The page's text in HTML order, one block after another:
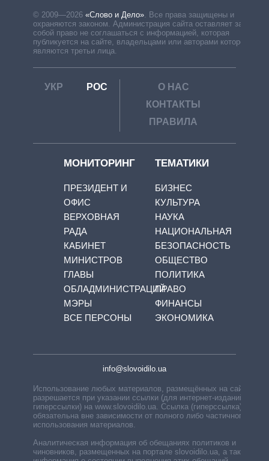
© 2009—2026 «Слово и Дело». Все права защищены и
охраняются законом. Администрация сайта оставляет за
собой право не соглашаться с информацией, которая
публикуется на сайте, владельцами или авторами которой
являются третьи лица.
УКР РОС
О НАС
КОНТАКТЫ
ПРАВИЛА
МОНИТОРИНГ
ПРЕЗИДЕНТ И
ОФИС
ВЕРХОВНАЯ
РАДА
КАБИНЕТ
МИНИСТРОВ
ГЛАВЫ
ОБЛАДМИНИСТРАЦИЙ
МЭРЫ
ВСЕ ПЕРСОНЫ
ТЕМАТИКИ
БИЗНЕС
КУЛЬТУРА
НАУКА
НАЦИОНАЛЬНАЯ
БЕЗОПАСНОСТЬ
ОБЩЕСТВО
ПОЛИТИКА
ПРАВО
ФИНАНСЫ
ЭКОНОМИКА
info@slovoidilo.ua
Использование любых материалов, размещённых на сайте,
разрешается при указании ссылки (для интернет-изданий —
гиперссылки) на www.slovoidilo.ua. Ссылка (гиперссылка)
обязательна вне зависимости от полного либо частичного
использования материалов.
Аналитическая информация об обещаниях политиков и
чиновников, размещенных на портале slovoidilo.ua, а также